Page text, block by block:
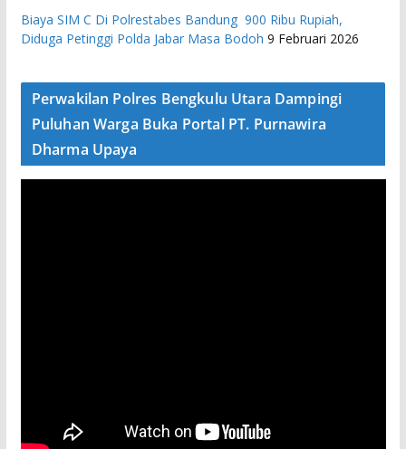
Biaya SIM C Di Polrestabes Bandung 900 Ribu Rupiah,
Diduga Petinggi Polda Jabar Masa Bodoh 9 Februari 2026
Perwakilan Polres Bengkulu Utara Dampingi
Puluhan Warga Buka Portal PT. Purnawira
Dharma Upaya